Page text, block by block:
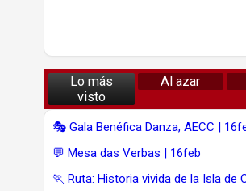
Lo más
visto
Al azar
🎭 Gala Benéfica Danza, AECC |
💬 Mesa das Verbas | 16feb
🏃 Ruta: Historia vivida de la Isla de